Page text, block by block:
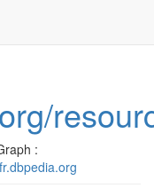
:
fr.dbpedia.org